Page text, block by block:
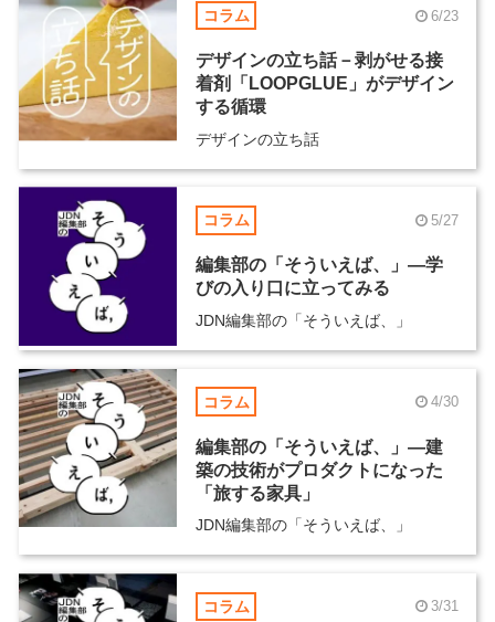
コラム 6/23
デザインの立ち話－剥がせる接
着剤「LOOPGLUE」がデザイン
する循環
デザインの立ち話
コラム 5/27
編集部の「そういえば、」―学
びの入り口に立ってみる
JDN編集部の「そういえば、」
コラム 4/30
編集部の「そういえば、」―建
築の技術がプロダクトになった
「旅する家具」
JDN編集部の「そういえば、」
コラム 3/31